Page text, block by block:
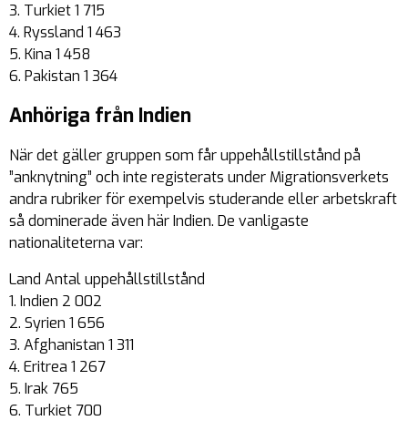
3. Turkiet 1 715
4. Ryssland 1 463
5. Kina 1 458
6. Pakistan 1 364
Anhöriga från Indien
När det gäller gruppen som får uppehållstillstånd på
”anknytning” och inte registerats under Migrationsverkets
andra rubriker för exempelvis studerande eller arbetskraft
så dominerade även här Indien. De vanligaste
nationaliteterna var:
Land Antal uppehållstillstånd
1. Indien 2 002
2. Syrien 1 656
3. Afghanistan 1 311
4. Eritrea 1 267
5. Irak 765
6. Turkiet 700